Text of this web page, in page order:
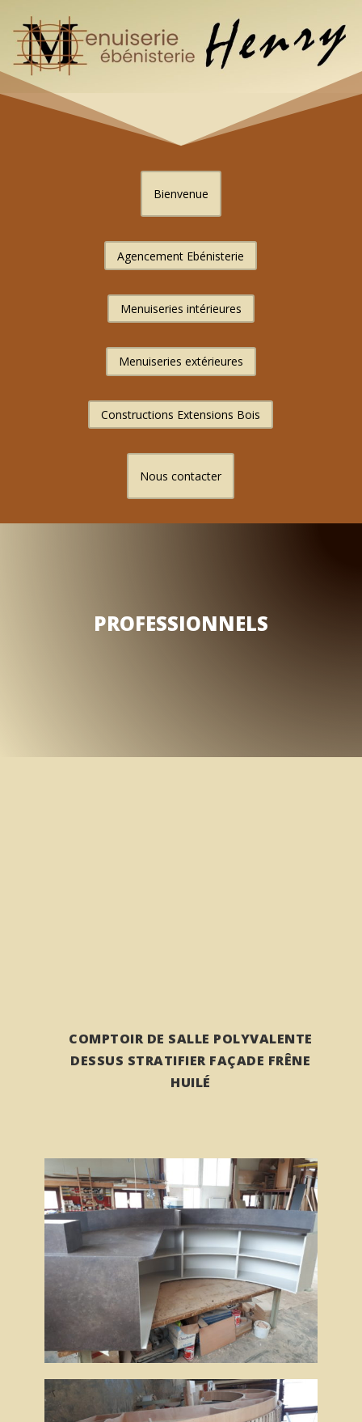
Bienvenue
Agencement Ebénisterie
Menuiseries intérieures
Menuiseries extérieures
Constructions Extensions Bois
Nous contacter
PROFESSIONNELS
COMPTOIR DE SALLE POLYVALENTE
DESSUS STRATIFIER FAÇADE FRÊNE
HUILÉ